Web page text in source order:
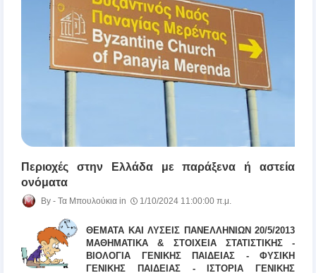
Περιοχές στην Ελλάδα με παράξενα ή αστεία
ονόματα
Τα Μπουλούκια 1/10/2024 11:00:00 π.μ.
ΘΕΜΑΤΑ ΚΑΙ ΛΥΣΕΙΣ ΠΑΝΕΛΛΗΝΙΩΝ 20/5/2013
ΜΑΘΗΜΑΤΙΚΑ & ΣΤΟΙΧΕΙΑ ΣΤΑΤΙΣΤΙΚΗΣ -
ΒΙΟΛΟΓΙΑ ΓΕΝΙΚΗΣ ΠΑΙΔΕΙΑΣ - ΦΥΣΙΚΗ
ΓΕΝΙΚΗΣ ΠΑΙΔΕΙΑΣ - ΙΣΤΟΡΙΑ ΓΕΝΙΚΗΣ